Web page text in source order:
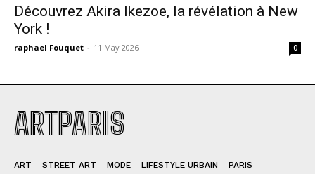
Découvrez Akira Ikezoe, la révélation à New
York !
raphael Fouquet - 11 May 2026 0
ARTPARIS
ART STREET ART MODE LIFESTYLE URBAIN PARIS